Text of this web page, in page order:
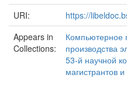
URI:
https://
Appears in
Collections:
Компьютерное
производства
53-й научной
магистрантов